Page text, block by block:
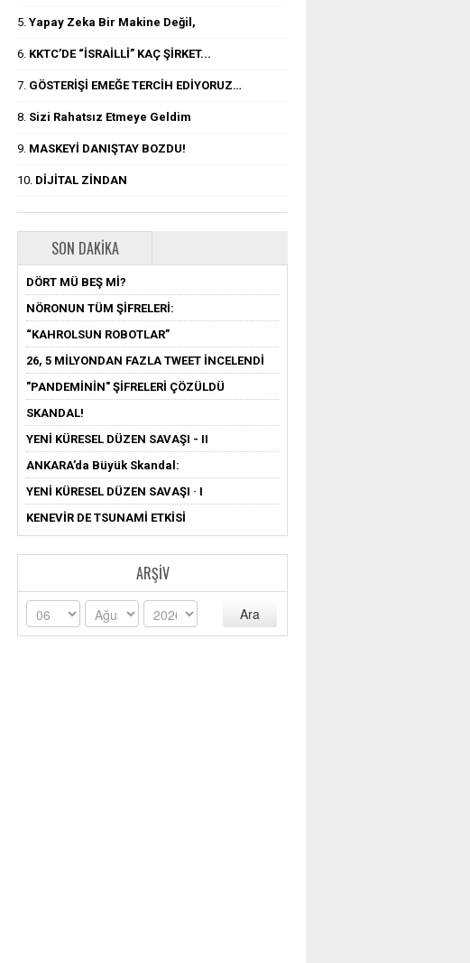
5. Yapay Zeka Bir Makine Değil,
6. KKTC’DE “İSRAİLLİ” KAÇ ŞİRKET...
7. GÖSTERİŞİ EMEĞE TERCİH EDİYORUZ…
8. Sizi Rahatsız Etmeye Geldim
9. MASKEYİ DANIŞTAY BOZDU!
10. DİJİTAL ZİNDAN
SON DAKIKA
DÖRT MÜ BEŞ Mİ?
NÖRONUN TÜM ŞİFRELERİ:
“KAHROLSUN ROBOTLAR”
26, 5 MİLYONDAN FAZLA TWEET İNCELENDİ
"PANDEMİNİN" ŞİFRELERİ ÇÖZÜLDÜ
SKANDAL!
YENİ KÜRESEL DÜZEN SAVAŞI - II
ANKARA’da Büyük Skandal:
YENİ KÜRESEL DÜZEN SAVAŞI · I
KENEVİR DE TSUNAMİ ETKİSİ
ARŞIV
Ara